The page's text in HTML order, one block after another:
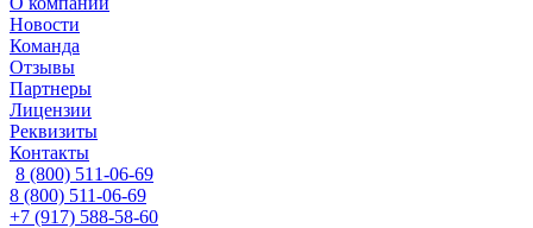
Новости
Команда
Отзывы
Партнеры
Лицензии
Реквизиты
Контакты
8 (800) 511-06-69
8 (800) 511-06-69
+7 (917) 588-58-60